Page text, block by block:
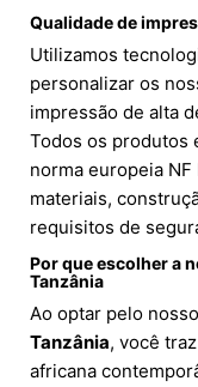
Qualidade de
Utilizamos
personalizar os
impressão de alta
Todos os produtos
norma europeia NF
materiais,
requisitos de
Por que escolher a
Tanzânia
Ao optar pelo
Tanzânia, você
africana